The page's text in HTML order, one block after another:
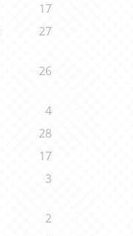
17
27
26
4
28
17
3
2